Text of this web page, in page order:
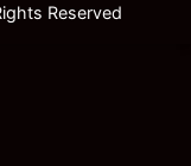
Reserved